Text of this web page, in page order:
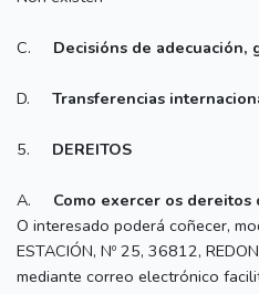
C. Decisións de adecuación,
D. Transferencias
5. DEREITOS
A. Como exercer os
O interesado poderá coñecer,
ESTACIÓN, Nº 25, 36812,
mediante correo electrónico